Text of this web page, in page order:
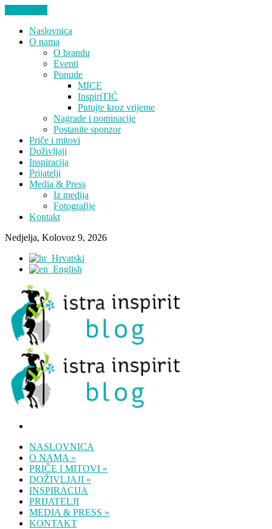
Naslovnica
O nama
O brandu
Eventi
Ponude
MICE
InspiriTIĆ
Putujte kroz vrijeme
Nagrade i nominacije
Postanite sponzor
Priče i mitovi
Doživljaji
Inspiracija
Prijatelji
Media & Press
Iz medija
Fotografije
Kontakt
Nedjelja, Kolovoz 9, 2026
Hrvatski
English
NASLOVNICA
O NAMA »
PRIČE I MITOVI »
DOŽIVLJAJI »
INSPIRACIJA
PRIJATELJI
MEDIA & PRESS »
KONTAKT